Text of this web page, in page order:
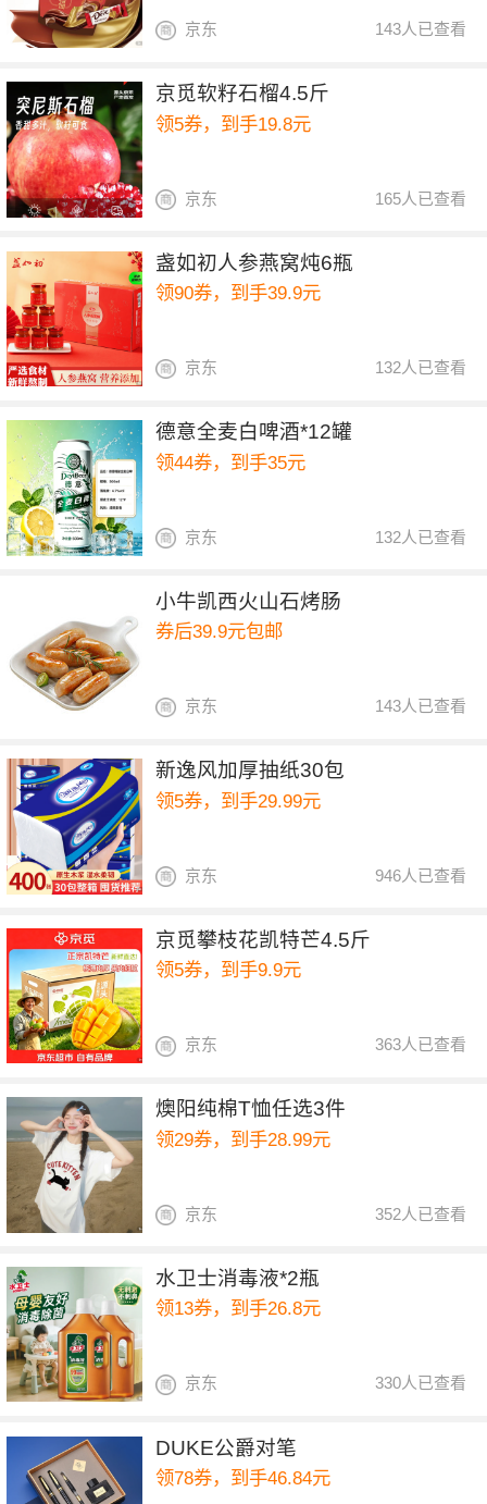
143人已查看
京东
京觅软籽石榴4.5斤
领5券，到手19.8元
165人已查看
京东
盏如初人参燕窝炖6瓶
领90券，到手39.9元
132人已查看
京东
德意全麦白啤酒*12罐
领44券，到手35元
132人已查看
京东
小牛凯西火山石烤肠
券后39.9元包邮
143人已查看
京东
新逸风加厚抽纸30包
领5券，到手29.99元
946人已查看
京东
京觅攀枝花凯特芒4.5斤
领5券，到手9.9元
363人已查看
京东
燠阳纯棉T恤任选3件
领29券，到手28.99元
352人已查看
京东
水卫士消毒液*2瓶
领13券，到手26.8元
330人已查看
京东
DUKE公爵对笔
领78券，到手46.84元